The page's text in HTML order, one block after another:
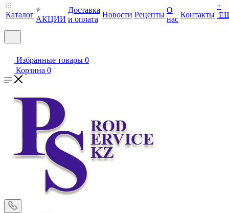
Каталог
АКЦИИ
Доставка
и оплата
Новости Рецепты
О
нас
Контакты
+
Избранные товары 0
Корзина 0